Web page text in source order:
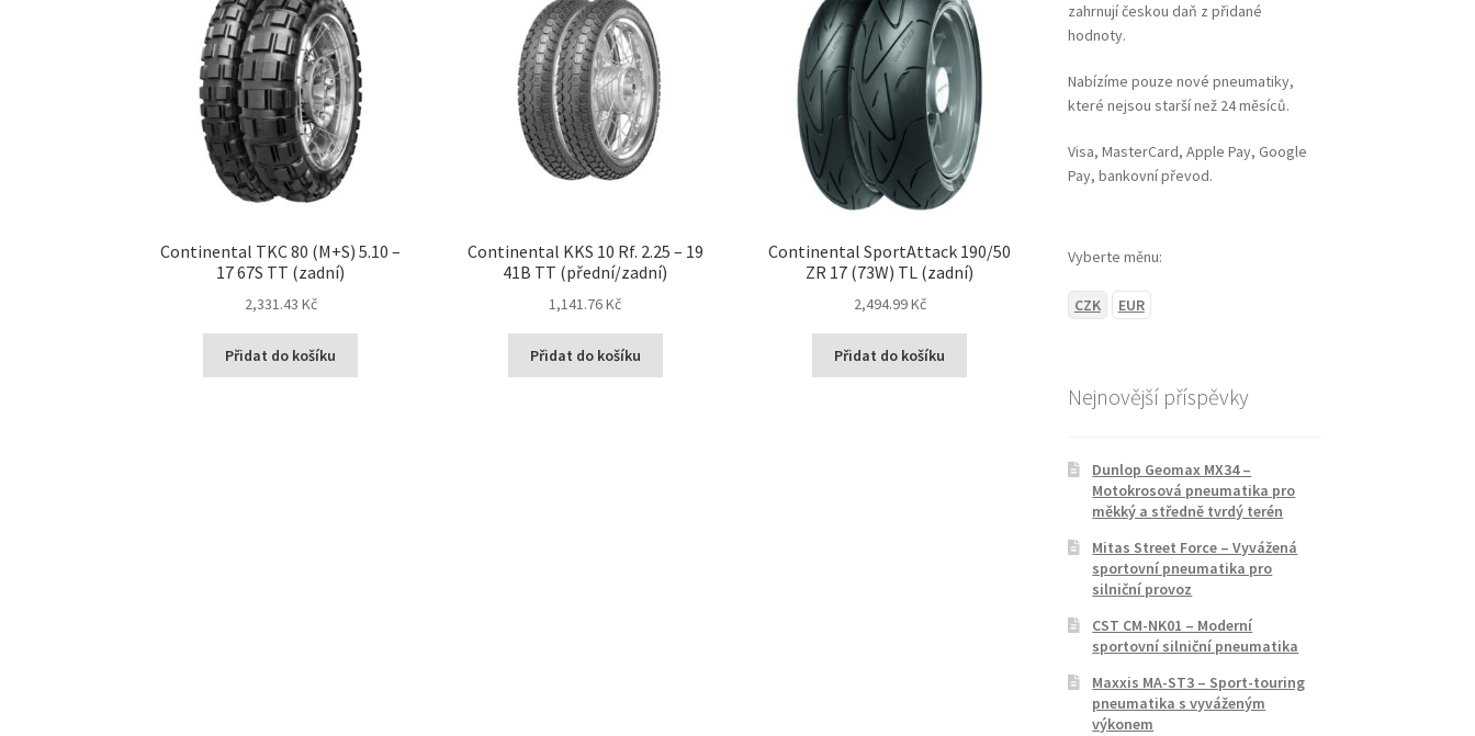
Continental TKC 80 (M+S) 5.10 –
17 67S TT (zadní)
2,331.43 Kč
Přidat do košíku
Continental KKS 10 Rf. 2.25 – 19
41B TT (přední/zadní)
1,141.76 Kč
Přidat do košíku
Continental SportAttack 190/50
ZR 17 (73W) TL (zadní)
2,494.99 Kč
Přidat do košíku
zahrnují českou daň z přidané
hodnoty.
Nabízíme pouze nové pneumatiky,
které nejsou starší než 24 měsíců.
Visa, MasterCard, Apple Pay, Google
Pay, bankovní převod.
Vyberte měnu:
CZK EUR
Nejnovější příspěvky
Dunlop Geomax MX34 –
Motokrosová pneumatika pro
měkký a středně tvrdý terén
Mitas Street Force – Vyvážená
sportovní pneumatika pro
silniční provoz
CST CM-NK01 – Moderní
sportovní silniční pneumatika
Maxxis MA-ST3 – Sport-touring
pneumatika s vyváženým
výkonem